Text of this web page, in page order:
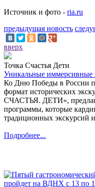
Источник и фото - ria.ru
предыдущая новость
вверх
Точка Счастья Дети
Уникальные иммерсивные
Ко Дню Победы в России
формат исторических
СЧАСТЬЯ. ДЕТИ»,
программы, которые
традиционных экскурсий
Подробнее...